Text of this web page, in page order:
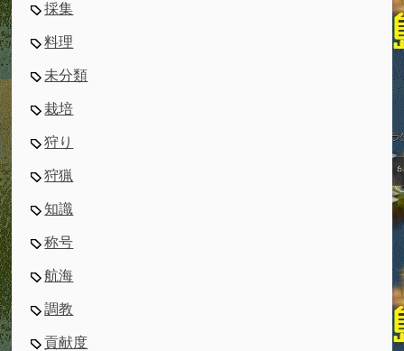
採集
料理
未分類
栽培
狩り
狩猟
知識
称号
航海
調教
貢献度